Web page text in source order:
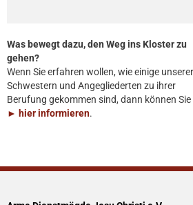
Was bewegt dazu, den Weg ins Kloster zu
gehen?
Wenn Sie erfahren wollen, wie einige unserer
Schwestern und Angegliederten zu ihrer
Berufung gekommen sind, dann können Sie
► hier informieren.